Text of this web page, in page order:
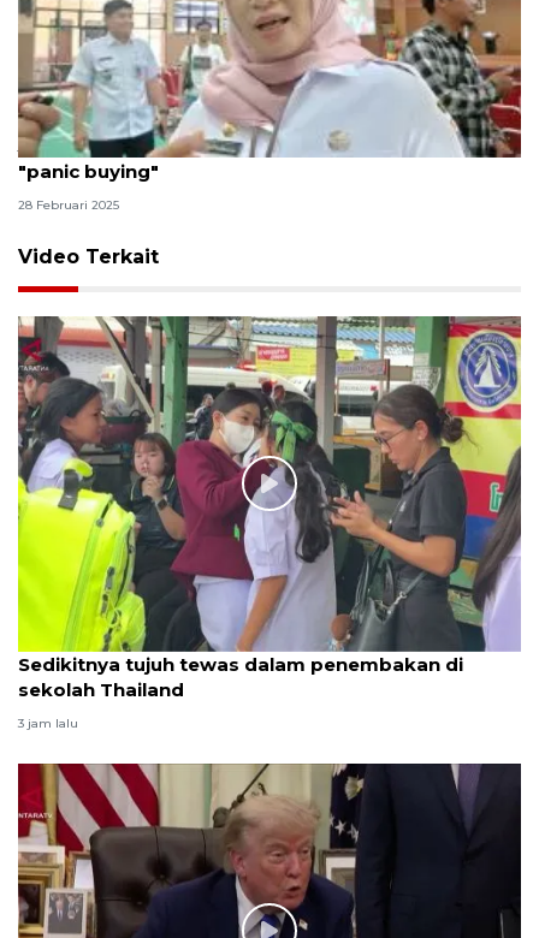
Jaktim gaungkan "urban farming" untuk cegah
"panic buying"
28 Februari 2025
Video Terkait
Sedikitnya tujuh tewas dalam penembakan di
sekolah Thailand
3 jam lalu